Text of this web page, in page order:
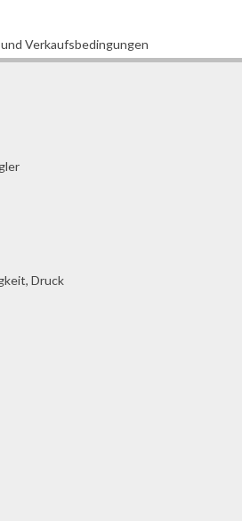
Verkaufsbedingungen
Druck